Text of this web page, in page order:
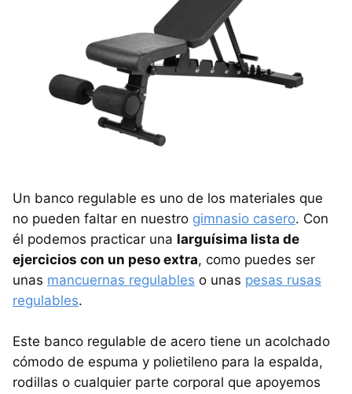
Un banco regulable es uno de los materiales que
no pueden faltar en nuestro gimnasio casero. Con
él podemos practicar una larguísima lista de
ejercicios con un peso extra, como puedes ser
unas mancuernas regulables o unas pesas rusas
regulables.
Este banco regulable de acero tiene un acolchado
cómodo de espuma y polietileno para la espalda,
rodillas o cualquier parte corporal que apoyemos